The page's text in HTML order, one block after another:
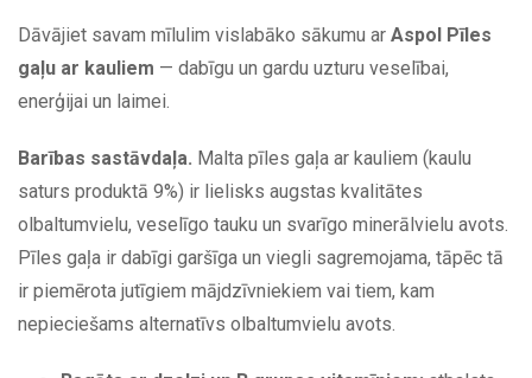
Dāvājiet savam mīlulim vislabāko sākumu ar Aspol Pīles
gaļu ar kauliem — dabīgu un gardu uzturu veselībai,
enerģijai un laimei.
Barības sastāvdaļa. Malta pīles gaļa ar kauliem (kaulu
saturs produktā 9%) ir lielisks augstas kvalitātes
olbaltumvielu, veselīgo tauku un svarīgo minerālvielu avots.
Pīles gaļa ir dabīgi garšīga un viegli sagremojama, tāpēc tā
ir piemērota jutīgiem mājdzīvniekiem vai tiem, kam
nepieciešams alternatīvs olbaltumvielu avots.